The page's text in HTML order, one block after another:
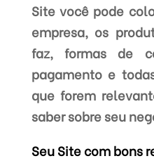
Site você pode
empresa, os
faz, formas de
pagamento e
que forem
saber sobre seu
Seu Site com bons